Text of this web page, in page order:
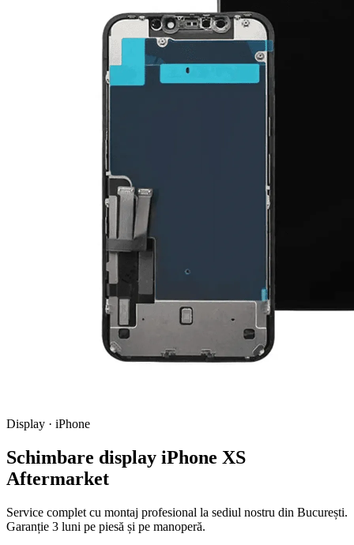
Display · iPhone
Schimbare display iPhone XS
Aftermarket
Service complet cu montaj profesional la sediul nostru din București.
Garanție 3 luni pe piesă și pe manoperă.